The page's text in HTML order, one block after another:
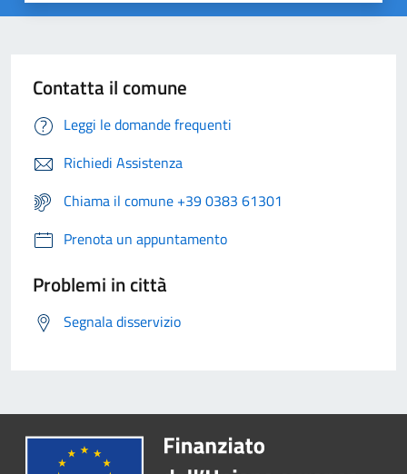
Contatta il comune
Leggi le domande frequenti
Richiedi Assistenza
Chiama il comune +39 0383 61301
Prenota un appuntamento
Problemi in città
Segnala disservizio